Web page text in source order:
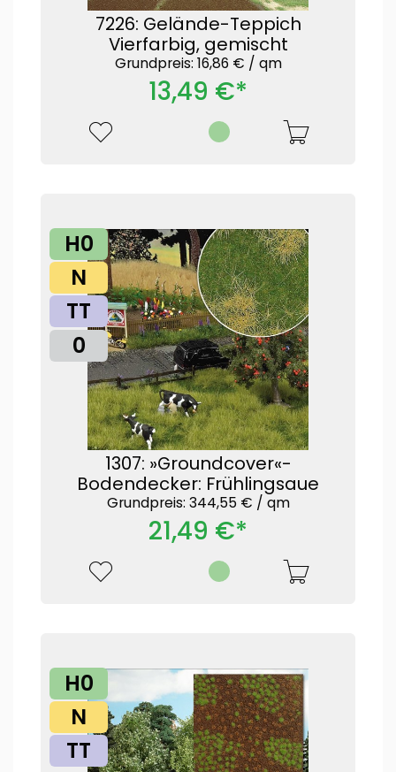
7226: Gelände-Teppich
Vierfarbig, gemischt
Grundpreis: 16,86 € / qm
13,49 €*
H0
N
TT
0
1307: »Groundcover«-
Bodendecker: Frühlingsaue
Grundpreis: 344,55 € / qm
21,49 €*
H0
N
TT